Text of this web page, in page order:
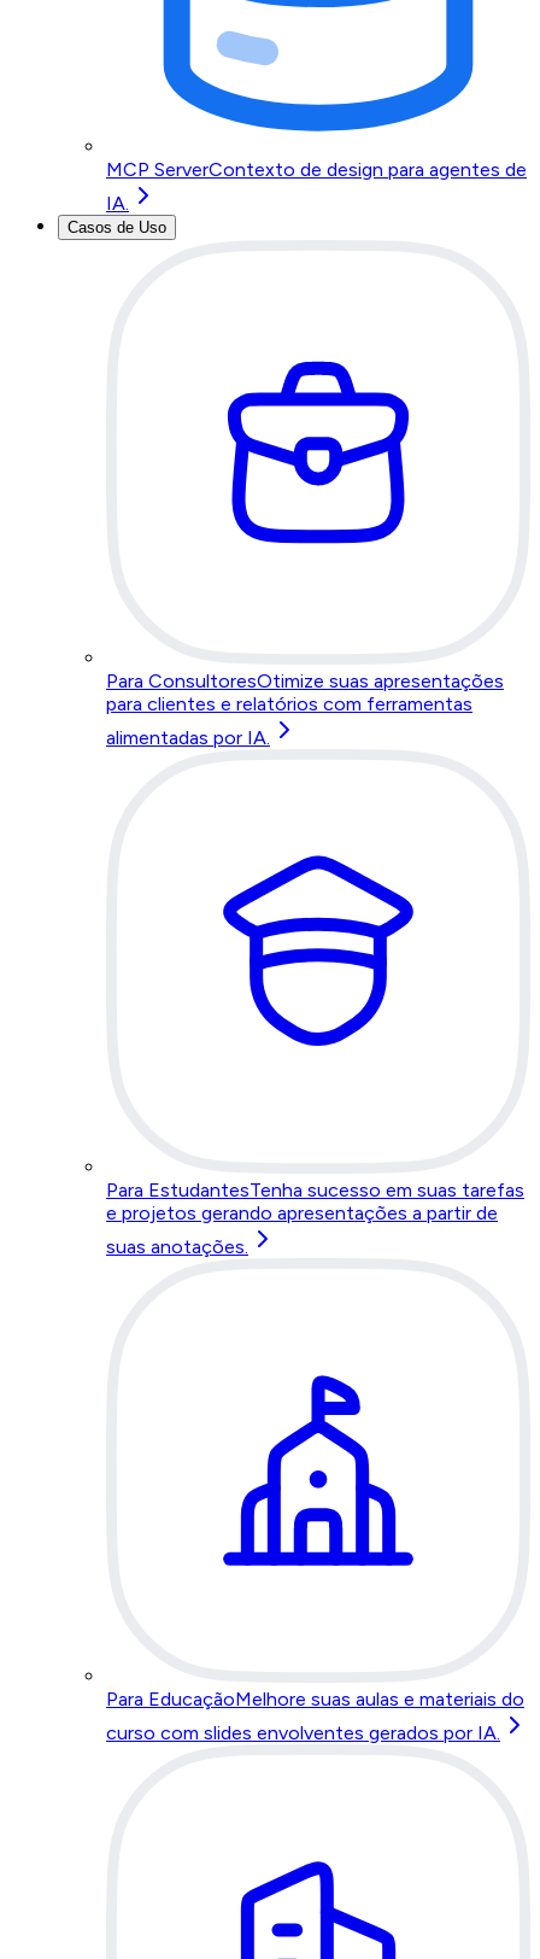
MCP ServerContexto de design para agentes de
IA.
Casos de Uso
Para ConsultoresOtimize suas apresentações
para clientes e relatórios com ferramentas
alimentadas por IA.
Para EstudantesTenha sucesso em suas tarefas
e projetos gerando apresentações a partir de
suas anotações.
Para EducaçãoMelhore suas aulas e materiais do
curso com slides envolventes gerados por IA.